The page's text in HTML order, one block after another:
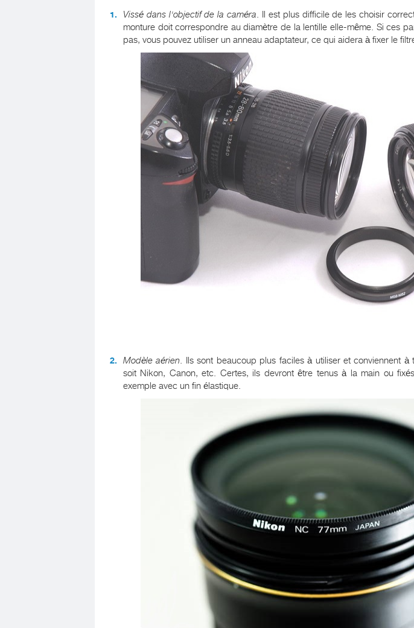
Vissé dans l'objectif de la caméra. Il est plus difficile de les choisir
monture doit correspondre au diamètre de la lentille elle-même. Si ces
pas, vous pouvez utiliser un anneau adaptateur, ce qui aidera à fixer le
Modèle aérien. Ils sont beaucoup plus faciles à utiliser et conviennent
soit Nikon, Canon, etc. Certes, ils devront être tenus à la main ou
exemple avec un fin élastique.